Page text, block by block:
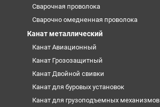
Сварочная проволока
Сварочно омедненная проволока
Канат металлический
Канат Авиационный
Канат Грозозащитный
Канат Двойной свивки
Канат для буровых установок
Канат для грузоподъемных механизмов